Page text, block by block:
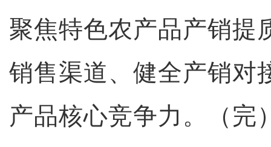
聚焦特色农产品产销提
销售渠道、健全产销对
产品核心竞争力。（完